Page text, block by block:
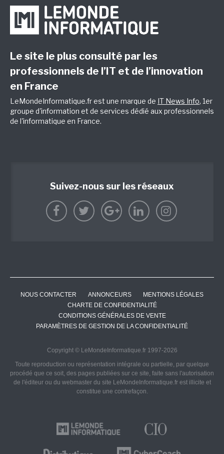
Le site le plus consulté par les
professionnels de l’IT et de l’innovation
en France
LeMondeInformatique.fr est une marque de IT News Info, 1er
groupe d'information et de services dédié aux professionnels
de l'informatique en France.
Suivez-nous sur les réseaux
NOUS CONTACTER ANNONCEURS
MENTIONS LÉGALES
CHARTE DE CONFIDENTIALITÉ
CONDITIONS GÉNÉRALES DE VENTE
PARAMÈTRES DE GESTION DE LA CONFIDENTIALITÉ
Copyright © LeMondeInformatique.fr 1997-2026
Toute reproduction ou représentation intégrale ou partielle, par quelque
procédé que ce soit, des pages publiées sur ce site, faite sans l'autorisation
de l'éditeur ou du webmaster du site LeMondeInformatique.fr est illicite et
constitue une contrefaçon.